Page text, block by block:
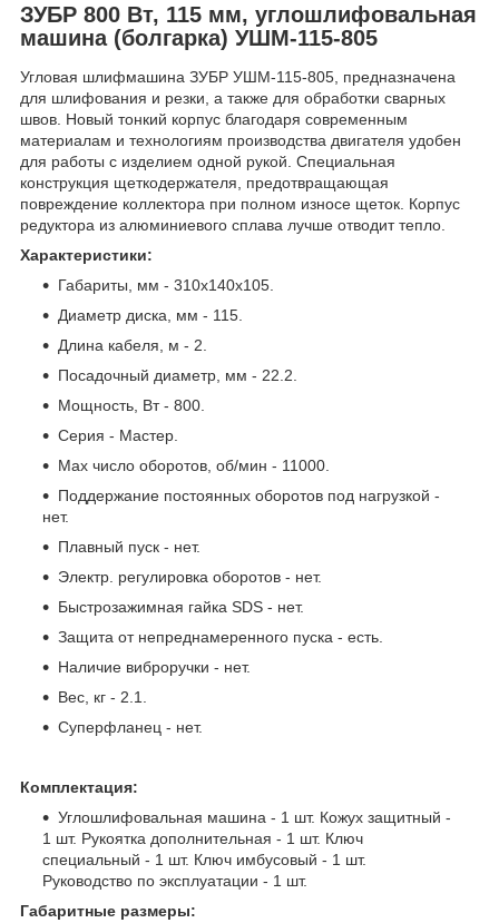
ЗУБР 800 Вт, 115 мм, углошлифовальная
машина (болгарка) УШМ-115-805
Угловая шлифмашина ЗУБР УШМ-115-805, предназначена
для шлифования и резки, а также для обработки сварных
швов. Новый тонкий корпус благодаря современным
материалам и технологиям производства двигателя удобен
для работы с изделием одной рукой. Специальная
конструкция щеткодержателя, предотвращающая
повреждение коллектора при полном износе щеток. Корпус
редуктора из алюминиевого сплава лучше отводит тепло.
Характеристики:
Габариты, мм - 310х140х105.
Диаметр диска, мм - 115.
Длина кабеля, м - 2.
Посадочный диаметр, мм - 22.2.
Мощность, Вт - 800.
Серия - Мастер.
Max число оборотов, об/мин - 11000.
Поддержание постоянных оборотов под нагрузкой -
нет.
Плавный пуск - нет.
Электр. регулировка оборотов - нет.
Быстрозажимная гайка SDS - нет.
Защита от непреднамеренного пуска - есть.
Наличие виброручки - нет.
Вес, кг - 2.1.
Суперфланец - нет.
Комплектация:
Углошлифовальная машина - 1 шт. Кожух защитный -
1 шт. Рукоятка дополнительная - 1 шт. Ключ
специальный - 1 шт. Ключ имбусовый - 1 шт.
Руководство по эксплуатации - 1 шт.
Габаритные размеры: